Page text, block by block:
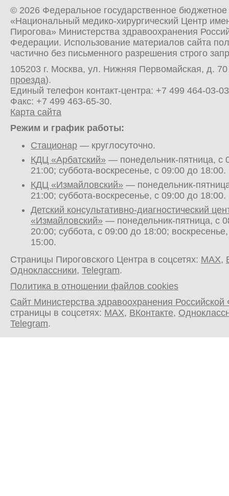
© 2026 Федеральное государственное
«Национальный медико-хирургический Центр
Пирогова» Министерства здравоохранения
Федерации. Использование материалов сайта
частично без письменного разрешения строго
105203 г. Москва, ул. Нижняя Первомайская, д.
проезда).
Единый телефон контакт-центра: +7 499 464-03-03
Факс: +7 499 463-65-30.
Карта сайта
Режим и график работы:
Стационар — круглосуточно.
КДЦ «Арбатский» — понедельник-пятница, с
21:00; суббота-воскресенье, с 09:00 до 18:00.
КДЦ «Измайловский» — понедельник-
21:00; суббота-воскресенье, с 09:00 до 18:00.
Детский консультативно-диагностический
«Измайловский» — понедельник-пятница, с
20:00; суббота, с 09:00 до 18:00;
15:00.
Страницы Пироговского Центра в соцсетях: MAX,
Одноклассники, Telegram.
Политика в отношении файлов cookies
Сайт Министерства здравоохранения
страницы в соцсетях: MAX, ВКонтакте,
Telegram.